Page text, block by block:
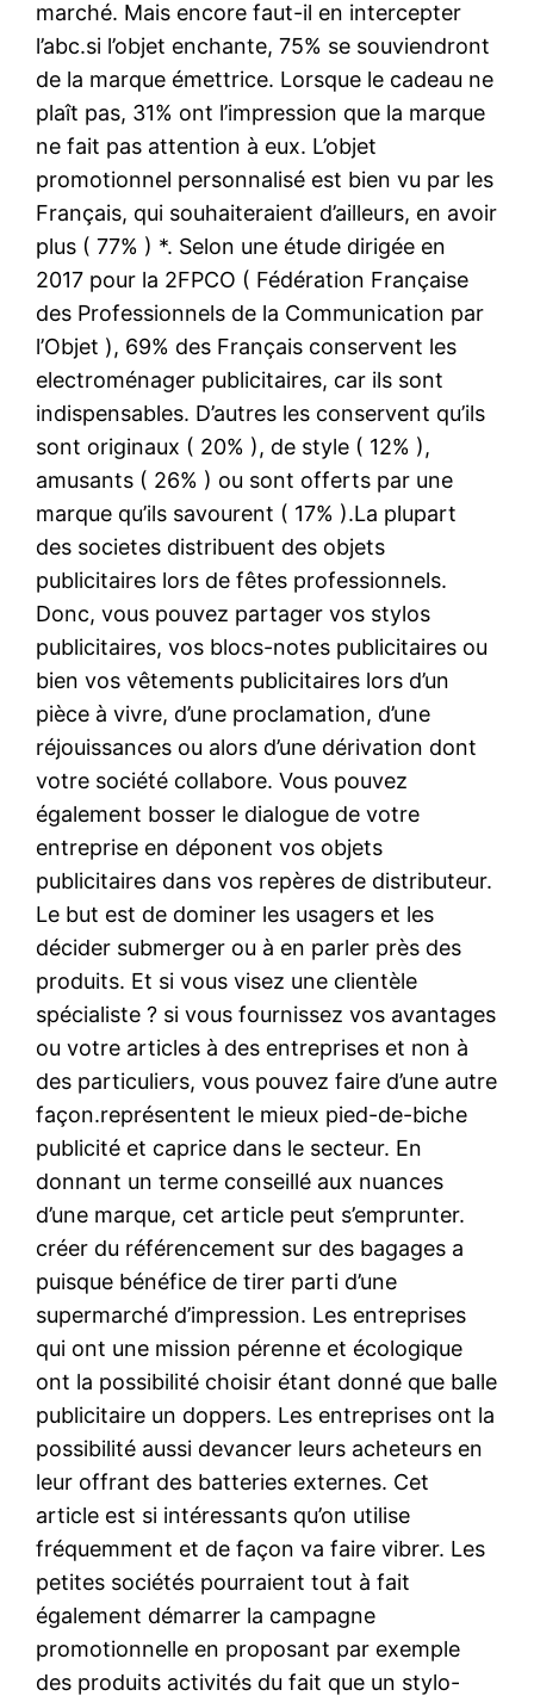
marché. Mais encore faut-il en intercepter
l’abc.si l’objet enchante, 75% se souviendront
de la marque émettrice. Lorsque le cadeau ne
plaît pas, 31% ont l’impression que la marque
ne fait pas attention à eux. L’objet
promotionnel personnalisé est bien vu par les
Français, qui souhaiteraient d’ailleurs, en avoir
plus ( 77% ) *. Selon une étude dirigée en
2017 pour la 2FPCO ( Fédération Française
des Professionnels de la Communication par
l’Objet ), 69% des Français conservent les
electroménager publicitaires, car ils sont
indispensables. D’autres les conservent qu’ils
sont originaux ( 20% ), de style ( 12% ),
amusants ( 26% ) ou sont offerts par une
marque qu’ils savourent ( 17% ).La plupart
des societes distribuent des objets
publicitaires lors de fêtes professionnels.
Donc, vous pouvez partager vos stylos
publicitaires, vos blocs-notes publicitaires ou
bien vos vêtements publicitaires lors d’un
pièce à vivre, d’une proclamation, d’une
réjouissances ou alors d’une dérivation dont
votre société collabore. Vous pouvez
également bosser le dialogue de votre
entreprise en déponent vos objets
publicitaires dans vos repères de distributeur.
Le but est de dominer les usagers et les
décider submerger ou à en parler près des
produits. Et si vous visez une clientèle
spécialiste ? si vous fournissez vos avantages
ou votre articles à des entreprises et non à
des particuliers, vous pouvez faire d’une autre
façon.représentent le mieux pied-de-biche
publicité et caprice dans le secteur. En
donnant un terme conseillé aux nuances
d’une marque, cet article peut s’emprunter.
créer du référencement sur des bagages a
puisque bénéfice de tirer parti d’une
supermarché d’impression. Les entreprises
qui ont une mission pérenne et écologique
ont la possibilité choisir étant donné que balle
publicitaire un doppers. Les entreprises ont la
possibilité aussi devancer leurs acheteurs en
leur offrant des batteries externes. Cet
article est si intéressants qu’on utilise
fréquemment et de façon va faire vibrer. Les
petites sociétés pourraient tout à fait
également démarrer la campagne
promotionnelle en proposant par exemple
des produits activités du fait que un stylo-